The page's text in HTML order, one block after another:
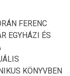
FERENC
EGYHÁZI ÉS
KÖNYVBEN